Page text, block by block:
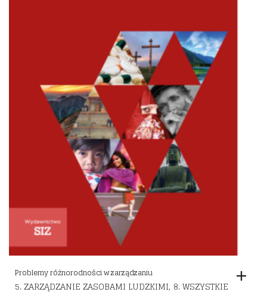
Problemy różnorodności w zarządzaniu
5. ZARZĄDZANIE ZASOBAMI LUDZKIMI, 8. WSZYSTKIE